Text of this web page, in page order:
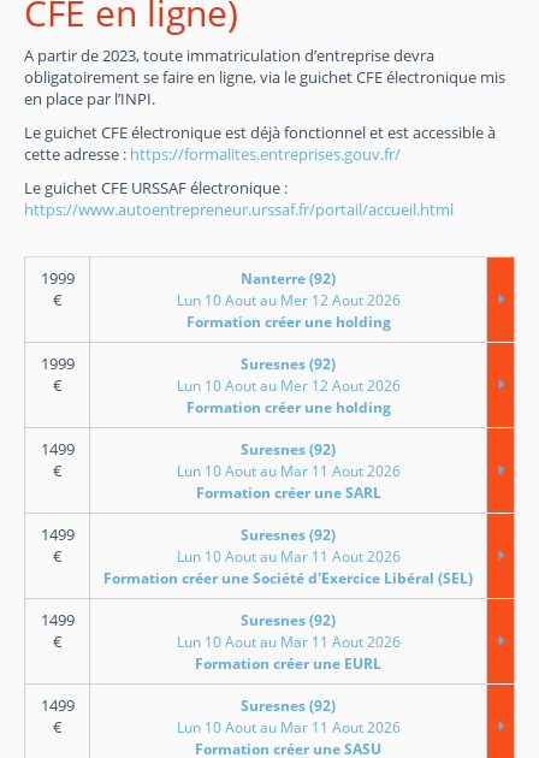
CFE en ligne)
A partir de 2023, toute immatriculation d’entreprise devra
obligatoirement se faire en ligne, via le guichet CFE électronique mis
en place par l’INPI.
Le guichet CFE électronique est déjà fonctionnel et est accessible à
cette adresse : https://formalites.entreprises.gouv.fr/
Le guichet CFE URSSAF électronique :
https://www.autoentrepreneur.urssaf.fr/portail/accueil.html
1999
€
Nanterre (92)
Lun 10 Aout au Mer 12 Aout 2026
Formation créer une holding
1999
€
Suresnes (92)
Lun 10 Aout au Mer 12 Aout 2026
Formation créer une holding
1499
€
Suresnes (92)
Lun 10 Aout au Mar 11 Aout 2026
Formation créer une SARL
1499
€
Suresnes (92)
Lun 10 Aout au Mar 11 Aout 2026
Formation créer une Société d'Exercice Libéral (SEL)
1499
€
Suresnes (92)
Lun 10 Aout au Mar 11 Aout 2026
Formation créer une EURL
1499
€
Suresnes (92)
Lun 10 Aout au Mar 11 Aout 2026
Formation créer une SASU